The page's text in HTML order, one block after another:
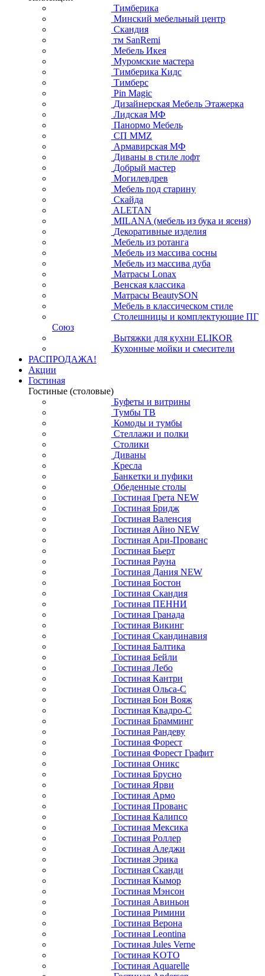
Тимберика
Минский мебельный центр
Скандия
тм SanRemi
Мебель Икея
Муромские мастера
Тимберика Кидс
Тимберс
Pin Magic
Дизайнерская Мебель Этажерка
Лидская МФ
Панормо Мебель
СП ММZ
Армавирская МФ
Диваны в стиле лофт
Добрый мастер
Могилевдрев
Мебель под старину
Скайда
ALETAN
MILANA (мебель из бука и ясеня)
Декоративные изделия
Мебель из ротанга
Мебель из массива сосны
Мебель из массива дуба
Матрасы Lonax
Венская классика
Матрасы BeautySON
Мебель в классическом стиле
Столешницы и комплектующие ПГ
Союз
Вытяжки для кухни ELIKOR
Кухонные мойки и смесители
РАСПРОДАЖА!
Акции
Гостиная
Гостиные (столовые)
Буфеты и витрины
Тумбы ТВ
Комоды и тумбы
Стеллажи и полки
Столики
Диваны
Кресла
Банкетки и пуфики
Обеденные столы
Гостиная Грета NEW
Гостиная Бридж
Гостиная Валенсия
Гостиная Айно NEW
Гостиная Ари-Прованс
Гостиная Бьерт
Гостиная Рауна
Гостиная Дания NEW
Гостиная Бостон
Гостиная Скандия
Гостиная ПЕННИ
Гостиная Гранада
Гостиная Викинг
Гостиная Скандинавия
Гостиная Балтика
Гостиная Бейли
Гостиная Лебо
Гостиная Кантри
Гостиная Ольса-С
Гостиная Бон Вояж
Гостиная Квадро-С
Гостиная Брамминг
Гостиная Рандеву
Гостиная Форест
Гостиная Форест Графит
Гостиная Оникс
Гостиная Брусно
Гостиная Ярви
Гостиная Армо
Гостиная Прованс
Гостиная Калипсо
Гостиная Мексика
Гостиная Роллер
Гостиная Аледжи
Гостиная Эрика
Гостиная Сканди
Гостиная Кымор
Гостиная Мэнсон
Гостиная Авиньон
Гостиная Римини
Гостиная Верона
Гостиная Leontina
Гостиная Jules Verne
Гостиная KOTO
Гостиная Aquarelle